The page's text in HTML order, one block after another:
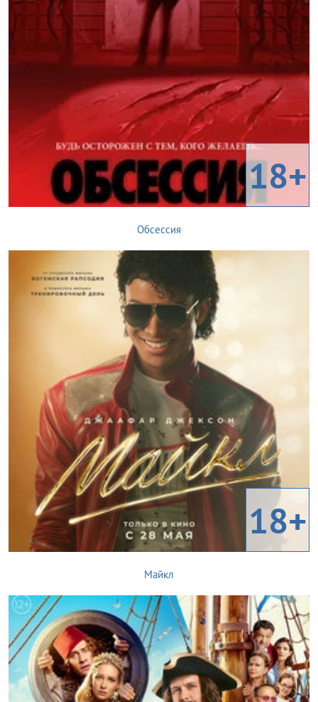
18+
Обсессия
18+
Майкл